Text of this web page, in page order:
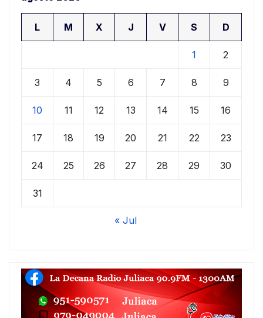
L M X J V S D
1 2
3 4 5 6 7 8 9
10 11 12 13 14 15 16
17 18 19 20 21 22 23
24 25 26 27 28 29 30
31
« Jul